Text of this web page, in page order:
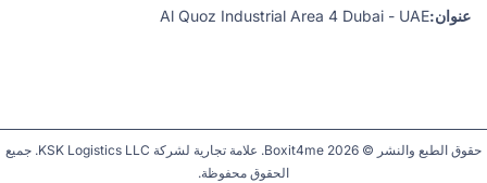
عنوان:Al Quoz Industrial Area 4 Dubai - UAE
حقوق الطبع والنشر © 2026 Boxit4me. علامة تجارية لشركة KSK Logistics LLC. جميع
الحقوق محفوظة.